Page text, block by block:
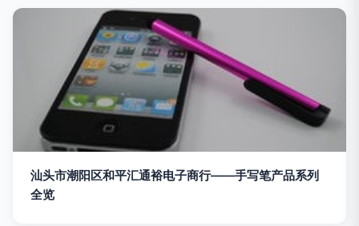
汕头市潮阳区和平汇通裕电子商行——手写笔产品系列
全览